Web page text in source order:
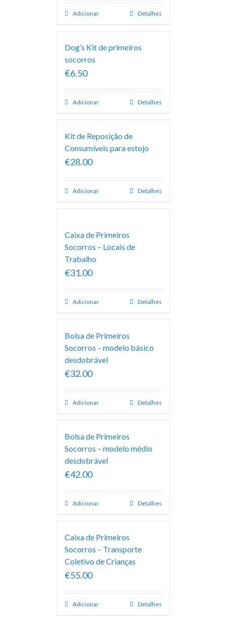
Adicionar Detalhes
Dog’s Kit de primeiros
socorros
€6.50
Adicionar Detalhes
Kit de Reposição de
Consumíveis para estojo
€28.00
Adicionar Detalhes
Caixa de Primeiros
Socorros – Locais de
Trabalho
€31.00
Adicionar Detalhes
Bolsa de Primeiros
Socorros – modelo básico
desdobrável
€32.00
Adicionar Detalhes
Bolsa de Primeiros
Socorros – modelo médio
desdobrável
€42.00
Adicionar Detalhes
Caixa de Primeiros
Socorros – Transporte
Coletivo de Crianças
€55.00
Adicionar Detalhes